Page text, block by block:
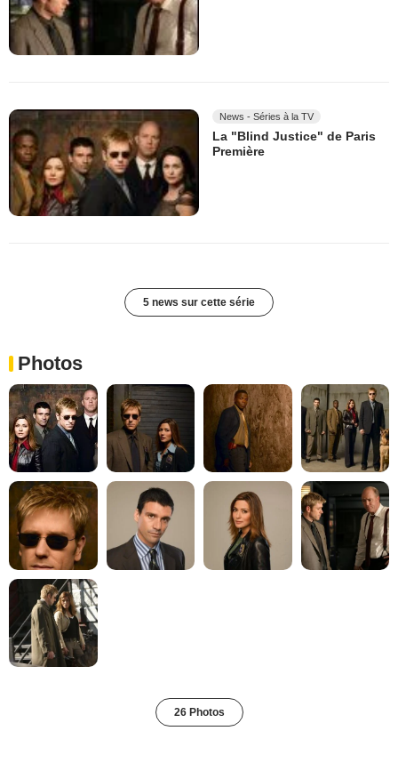
News - Séries à la TV
La "Blind Justice" de Paris
Première
5 news sur cette série
Photos
26 Photos